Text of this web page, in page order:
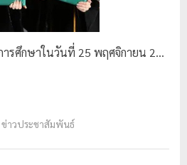
ารศึกษาในวันที่ 25 พฤศจิกายน 2…
ข่าวประชาสัมพันธ์